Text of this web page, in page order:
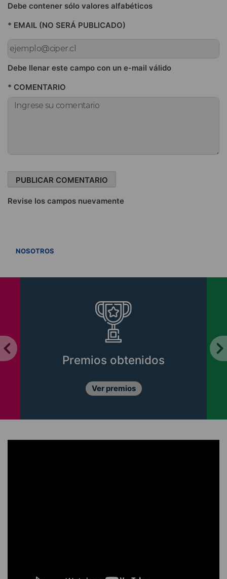
Debe contener sólo valores alfabéticos
* EMAIL (NO SERÁ PUBLICADO)
Debe llenar este campo con un e-mail válido
* COMENTARIO
Revise los campos nuevamente
NOSOTROS
Premios obtenidos
Ver premios